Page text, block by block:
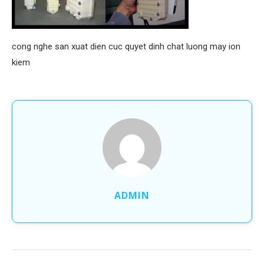
cong nghe san xuat dien cuc quyet dinh chat luong may ion
kiem
ADMIN